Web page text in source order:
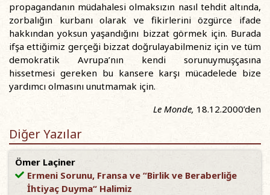
propagandanın müdahalesi olmaksızın nasıl tehdit altında,
zorbalığın kurbanı olarak ve fikirlerini özgürce ifade
hakkından yoksun yaşandığını bizzat görmek için. Burada
ifşa ettiğimiz gerçeği bizzat doğrulayabilmeniz için ve tüm
demokratik Avrupa’nın kendi sorunuymuşçasına
hissetmesi gereken bu kansere karşı mücadelede bize
yardımcı olmasını unutmamak için.
Le Monde, 18.12.2000’den
Diğer Yazılar
Ömer Laçiner
Ermeni Sorunu, Fransa ve “Birlik ve Beraberliğe
İhtiyaç Duyma“ Halimiz